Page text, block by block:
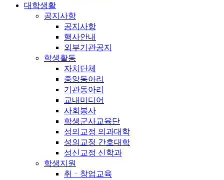
대학생활
공지사항
공지사항
행사안내
외부기관공지
학생활동
자치단체
중앙동아리
기관동아리
교내미디어
사회봉사
학생군사교육단
성의교정 의과대학
성의교정 간호대학
성신교정 신학과
학생지원
취ㆍ창업교육